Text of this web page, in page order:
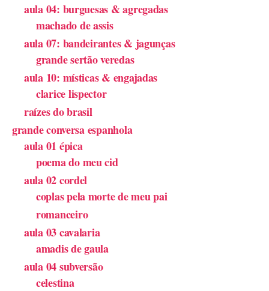
aula 04: burguesas & agregadas
machado de assis
aula 07: bandeirantes & jagunças
grande sertão veredas
aula 10: místicas & engajadas
clarice lispector
raízes do brasil
grande conversa espanhola
aula 01 épica
poema do meu cid
aula 02 cordel
coplas pela morte de meu pai
romanceiro
aula 03 cavalaria
amadis de gaula
aula 04 subversão
celestina